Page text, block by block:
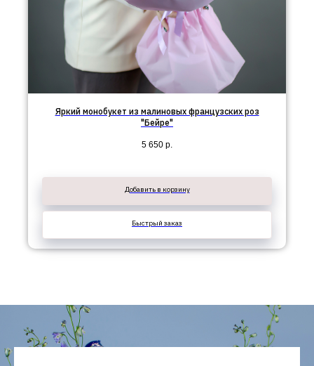
Яркий монобукет из малиновых французских роз
"Бейре"
5 650 р.
Добавить в корзину
Быстрый заказ